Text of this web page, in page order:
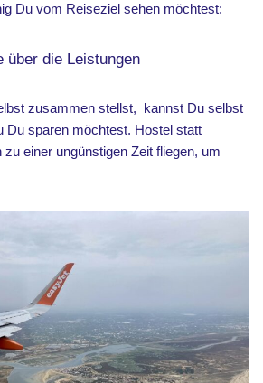
Du vom Reiseziel sehen möchtest:
über die Leistungen
zusammen stellst, kannst Du selbst
Du sparen möchtest. Hostel statt
einer ungünstigen Zeit fliegen, um